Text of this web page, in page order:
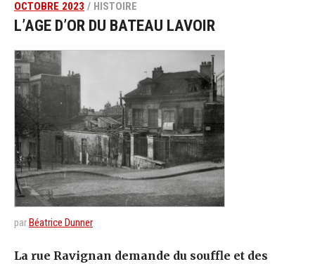
OCTOBRE 2023 / HISTOIRE
L’AGE D’OR DU BATEAU LAVOIR
par Béatrice Dunner
La rue Ravignan demande du souffle et des